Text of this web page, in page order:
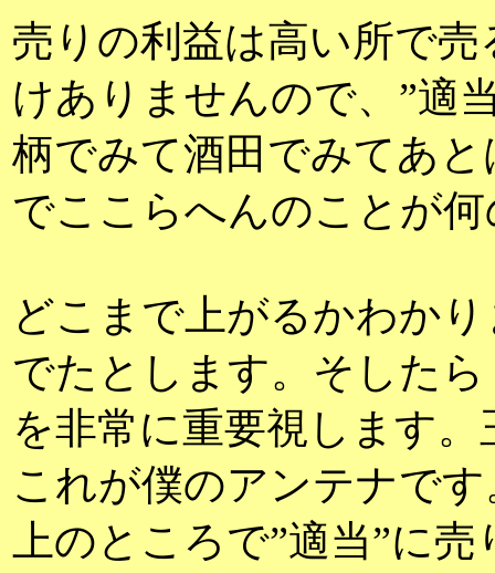
売りの利益は高い所で
けありませんので、”適
柄でみて酒田でみてあ
でここらへんのことが
どこまで上がるかわか
でたとします。そした
を非常に重要視します
これが僕のアンテナで
上のところで”適当”に